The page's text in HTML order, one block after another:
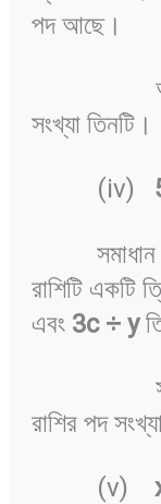
পদ আছে।
সংখ্যা
(iv)
সমাধান
রাশিটি একটি
এবং 3c ÷y
রাশির পদ
(v)